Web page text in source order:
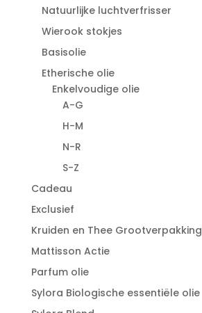
Natuurlijke luchtverfrisser
Wierook stokjes
Basisolie
Etherische olie
Enkelvoudige olie
A-G
H-M
N-R
S-Z
Cadeau
Exclusief
Kruiden en Thee Grootverpakking
Mattisson Actie
Parfum olie
Sylora Biologische essentiële olie